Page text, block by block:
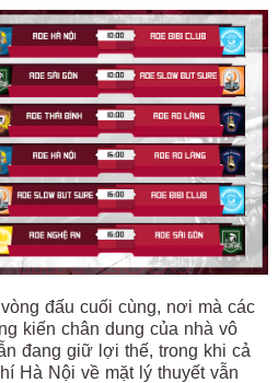
đấu cuối cùng, nơi mà các
kiến chân dung của nhà vô
đang giữ lợi thế, trong khi cả
Hà Nội về mặt lý thuyết vẫn